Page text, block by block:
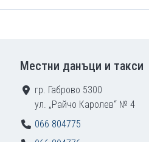
Местни данъци и такси
гр. Габрово 5300
ул. „Райчо Каролев“ № 4
066 804775